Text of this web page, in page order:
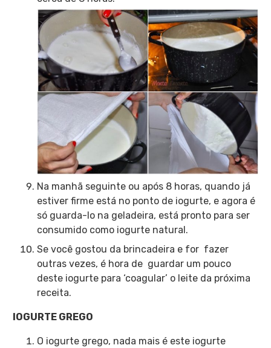
Na manhã seguinte ou após 8 horas, quando já
estiver firme está no ponto de iogurte, e agora é
só guarda-lo na geladeira, está pronto para ser
consumido como iogurte natural.
Se você gostou da brincadeira e for fazer
outras vezes, é hora de guardar um pouco
deste iogurte para ‘coagular’ o leite da próxima
receita.
IOGURTE GREGO
O iogurte grego, nada mais é este iogurte